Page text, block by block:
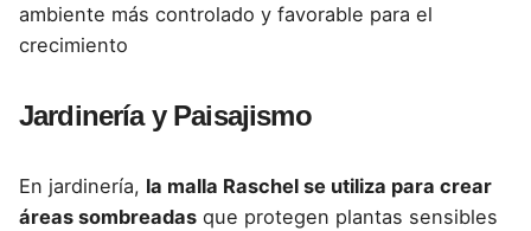
ambiente más controlado y favorable para el
crecimiento
Jardinería y Paisajismo
En jardinería, la malla Raschel se utiliza para crear
áreas sombreadas que protegen plantas sensibles